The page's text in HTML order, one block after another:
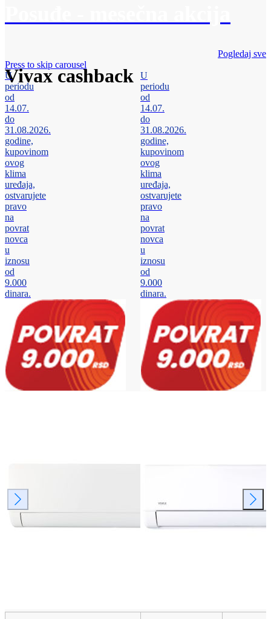
Vivax cashback
Pogledaj sve
Press to skip carousel
U
periodu
od
14.07.
do
31.08.2026.
godine,
kupovinom
ovog
klima
uređaja,
ostvarujete
pravo
na
povrat
novca
u
iznosu
od
9.000
dinara.
U
periodu
od
14.07.
do
31.08.2026.
godine,
kupovinom
ovog
klima
uređaja,
ostvarujete
pravo
na
povrat
novca
u
iznosu
od
9.000
dinara.